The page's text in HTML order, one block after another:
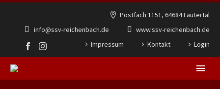
Postfach 1151, 64684 Lautertal
info@ssv-reichenbach.de
www.ssv-reichenbach.de
Impressum
Kontakt Login